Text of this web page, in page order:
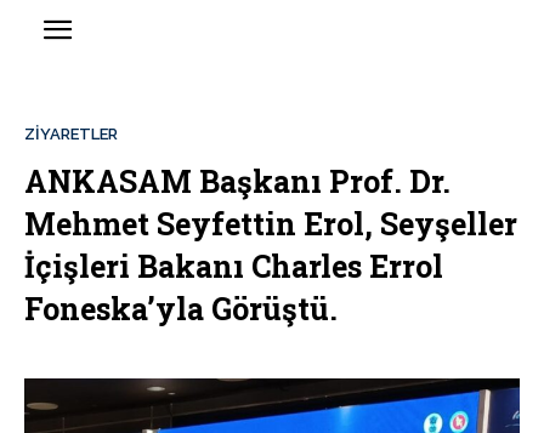
ZIYARETLER
ANKASAM Başkanı Prof. Dr.
Mehmet Seyfettin Erol, Seyşeller
İçişleri Bakanı Charles Errol
Foneska’yla Görüştü.